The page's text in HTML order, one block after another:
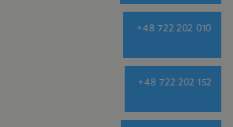
+48 722 202 010
+48 722 202 152